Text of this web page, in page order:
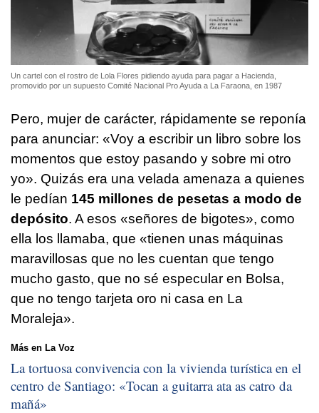
Un cartel con el rostro de Lola Flores pidiendo ayuda para pagar a Hacienda,
promovido por un supuesto Comité Nacional Pro Ayuda a La Faraona, en 1987
Pero, mujer de carácter, rápidamente se reponía
para anunciar: «Voy a escribir un libro sobre los
momentos que estoy pasando y sobre mi otro
yo». Quizás era una velada amenaza a quienes
le pedían 145 millones de pesetas a modo de
depósito. A esos «señores de bigotes», como
ella los llamaba, que «tienen unas máquinas
maravillosas que no les cuentan que tengo
mucho gasto, que no sé especular en Bolsa,
que no tengo tarjeta oro ni casa en La
Moraleja».
Más en La Voz
La tortuosa convivencia con la vivienda turística en el
centro de Santiago: «Tocan a guitarra ata as catro da
mañá»